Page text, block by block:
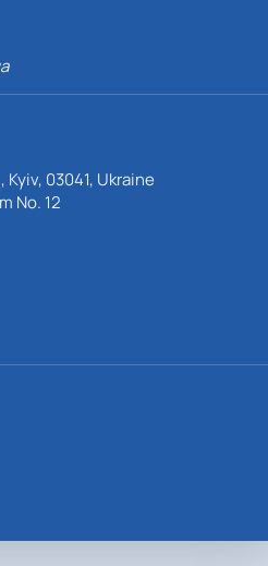
03041, Ukraine
No. 12